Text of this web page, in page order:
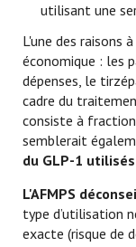
utilisant une
L'une des raisons
économique : les
dépenses, le
cadre du
consiste à
semblerait
du GLP-1
L'AFMPS
type d’utilisation
exacte (risque de